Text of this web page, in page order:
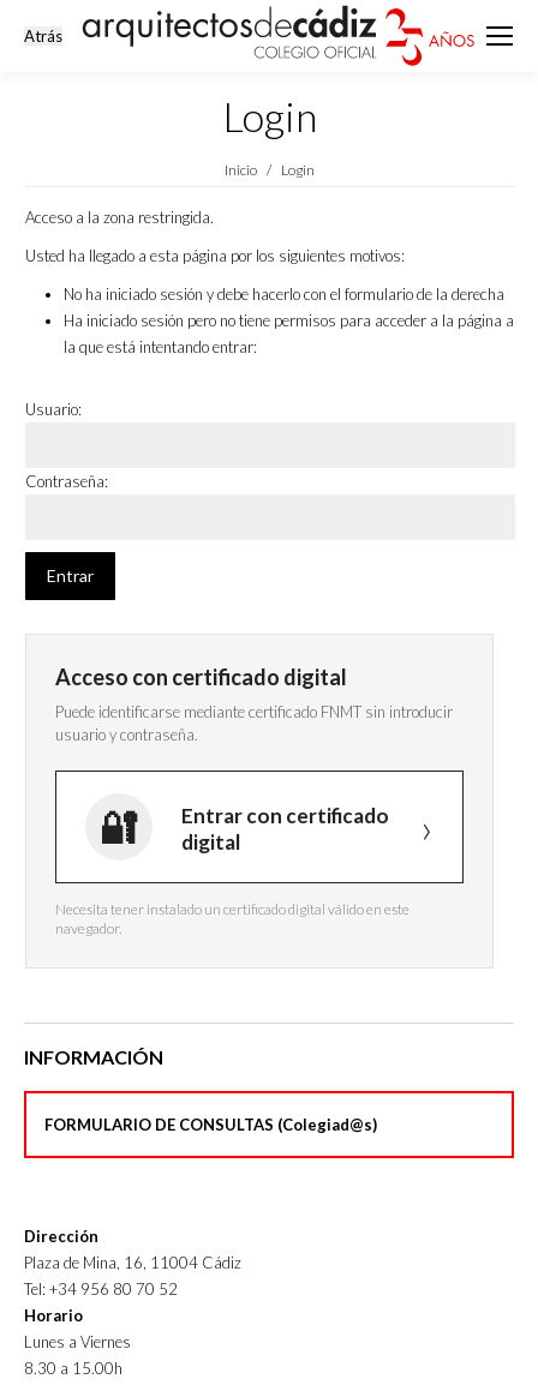
Login
Estás aquí:
Inicio Login
Acceso a la zona restringida.
Usted ha llegado a esta página por los siguientes motivos:
No ha iniciado sesión y debe hacerlo con el formulario de la derecha
Ha iniciado sesión pero no tiene permisos para acceder a la página a
la que está intentando entrar:
Usuario:
Contraseña:
Acceso con certificado digital
Puede identificarse mediante certificado FNMT sin introducir
usuario y contraseña.
Entrar con certificado
digital
Necesita tener instalado un certificado digital válido en este
navegador.
INFORMACIÓN
FORMULARIO DE CONSULTAS (Colegiad@s)
Dirección
Plaza de Mina, 16, 11004 Cádiz
Tel: +34 956 80 70 52
Horario
Lunes a Viernes
8.30 a 15.00h